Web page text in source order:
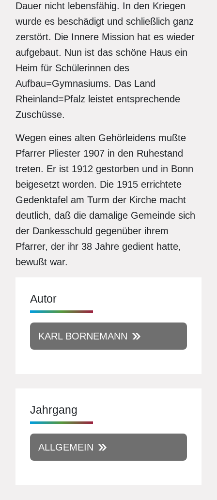
Dauer nicht lebensfähig. In den Kriegen
wurde es beschädigt und schließlich ganz
zerstört. Die Innere Mission hat es wieder
aufgebaut. Nun ist das schöne Haus ein
Heim für Schülerinnen des
Aufbau=Gymnasiums. Das Land
Rheinland=Pfalz leistet entsprechende
Zuschüsse.
Wegen eines alten Gehörleidens mußte
Pfarrer Pliester 1907 in den Ruhestand
treten. Er ist 1912 gestorben und in Bonn
beigesetzt worden. Die 1915 errichtete
Gedenktafel am Turm der Kirche macht
deutlich, daß die damalige Gemeinde sich
der Dankesschuld gegenüber ihrem
Pfarrer, der ihr 38 Jahre gedient hatte,
bewußt war.
Autor
KARL BORNEMANN
Jahrgang
ALLGEMEIN